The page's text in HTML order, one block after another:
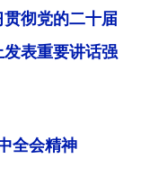
彻党的二十届
表重要讲话强
全会精神